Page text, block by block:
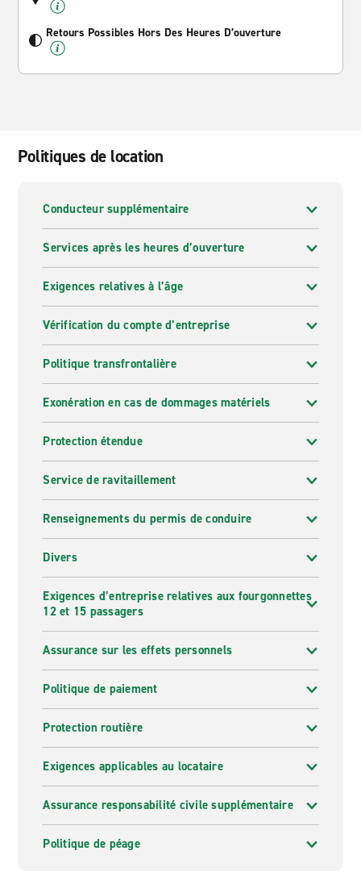
Retours Possibles Hors Des Heures D’ouverture
Politiques de location
Conducteur supplémentaire
Services après les heures d’ouverture
Exigences relatives à l’âge
Vérification du compte d’entreprise
Politique transfrontalière
Exonération en cas de dommages matériels
Protection étendue
Service de ravitaillement
Renseignements du permis de conduire
Divers
Exigences d’entreprise relatives aux fourgonnettes
12 et 15 passagers
Assurance sur les effets personnels
Politique de paiement
Protection routière
Exigences applicables au locataire
Assurance responsabilité civile supplémentaire
Politique de péage